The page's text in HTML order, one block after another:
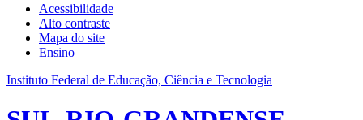
Acessibilidade
Alto contraste
Mapa do site
Ensino
Instituto Federal de Educação, Ciência e Tecnologia